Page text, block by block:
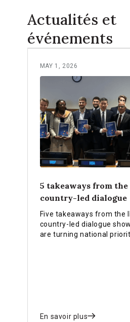
Actualités et
événements
MAY 1, 2026
5 takeaways from
country-led dialogue
Five takeaways from the
country-led dialogue
are turning national
En savoir plus